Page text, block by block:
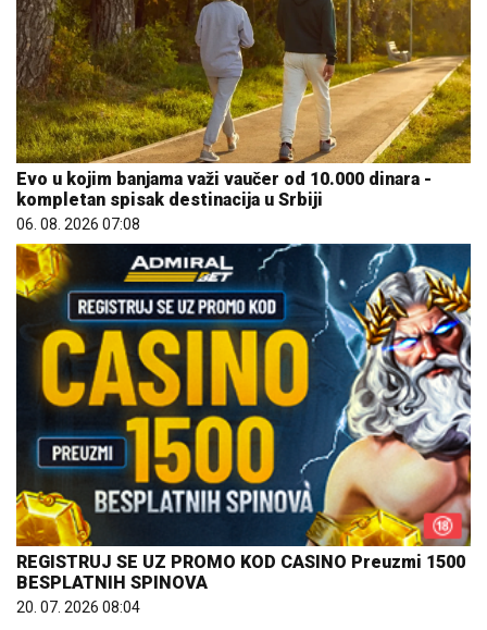
Evo u kojim banjama važi vaučer od 10.000 dinara -
kompletan spisak destinacija u Srbiji
06. 08. 2026 07:08
REGISTRUJ SE UZ PROMO KOD CASINO Preuzmi 1500
BESPLATNIH SPINOVA
20. 07. 2026 08:04